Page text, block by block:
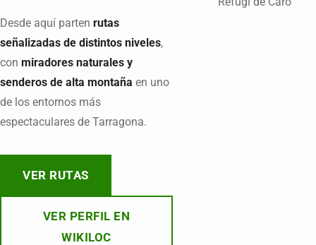
Desde aquí parten rutas
señalizadas de distintos niveles,
con miradores naturales y
senderos de alta montaña en uno
de los entornos más
espectaculares de Tarragona.
VER RUTAS
VER PERFIL EN
WIKILOC